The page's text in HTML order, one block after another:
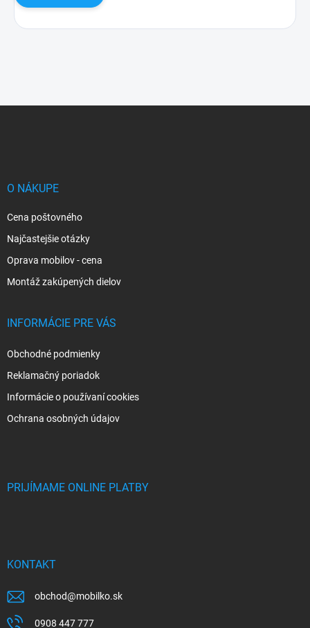
O NÁKUPE
Cena poštovného
Najčastejšie otázky
Oprava mobilov - cena
Montáž zakúpených dielov
INFORMÁCIE PRE VÁS
Obchodné podmienky
Reklamačný poriadok
Informácie o používaní cookies
Ochrana osobných údajov
PRIJÍMAME ONLINE PLATBY
KONTAKT
obchod@mobilko.sk
0908 447 777